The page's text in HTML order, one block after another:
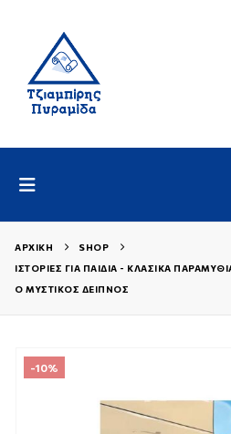
ΑΡΧΙΚΉ
SHOP
ΙΣΤΟΡΊΕΣ ΓΙΑ ΠΑΙΔΙΆ - ΚΛΑΣΙΚΆ
Ο ΜΥΣΤΙΚΌΣ ΔΕΊΠΝΟΣ
-10%